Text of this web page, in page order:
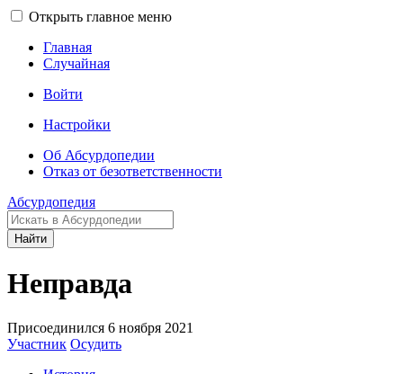
Открыть главное меню
Главная
Случайная
Войти
Настройки
Об Абсурдопедии
Отказ от безответственности
Абсурдопедия
Найти
Неправда
Присоединился 6 ноября 2021
Участник Осудить